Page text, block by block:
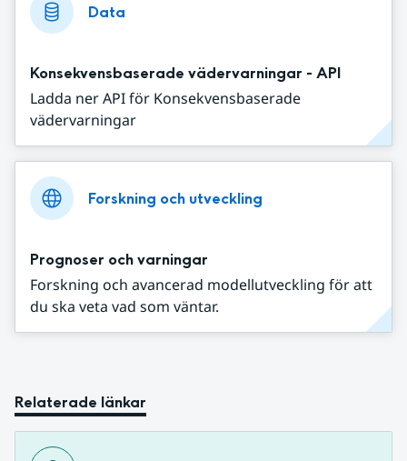
Data
Konsekvensbaserade vädervarningar - API
Ladda ner API för Konsekvensbaserade
vädervarningar
Forskning och utveckling
Prognoser och varningar
Forskning och avancerad modellutveckling för att
du ska veta vad som väntar.
Relaterade länkar